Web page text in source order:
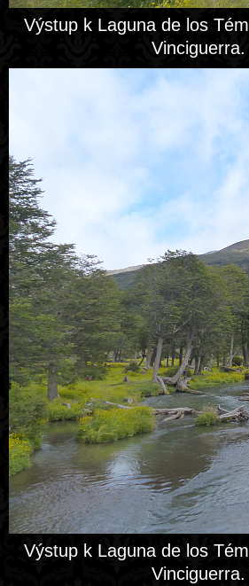
Výstup k Laguna de los
Vinciguerra.
Výstup k Laguna de los
Vinciguerra.